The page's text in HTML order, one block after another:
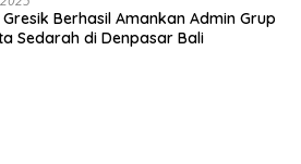
Berhasil Amankan Admin Grup
Sedarah di Denpasar Bali